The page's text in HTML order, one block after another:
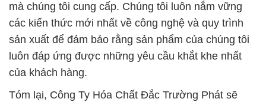
mà chúng tôi cung cấp. Chúng tôi luôn nắm vững
các kiến thức mới nhất về công nghệ và quy trình
sản xuất để đảm bảo rằng sản phẩm của chúng tôi
luôn đáp ứng được những yêu cầu khắt khe nhất
của khách hàng.
Tóm lại, Công Ty Hóa Chất Đắc Trường Phát sẽ